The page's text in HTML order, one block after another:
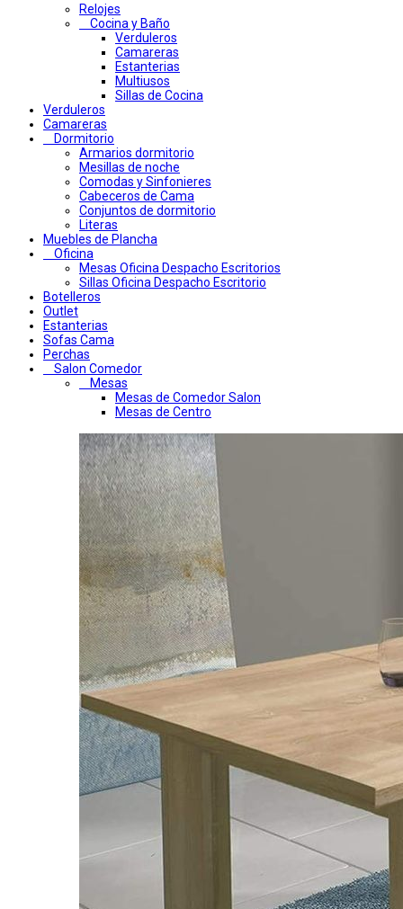
Relojes
Cocina y Baño
Verduleros
Camareras
Estanterias
Multiusos
Sillas de Cocina
Verduleros
Camareras
Dormitorio
Armarios dormitorio
Mesillas de noche
Comodas y Sinfonieres
Cabeceros de Cama
Conjuntos de dormitorio
Literas
Muebles de Plancha
Oficina
Mesas Oficina Despacho Escritorios
Sillas Oficina Despacho Escritorio
Botelleros
Outlet
Estanterias
Sofas Cama
Perchas
Salon Comedor
Mesas
Mesas de Comedor Salon
Mesas de Centro